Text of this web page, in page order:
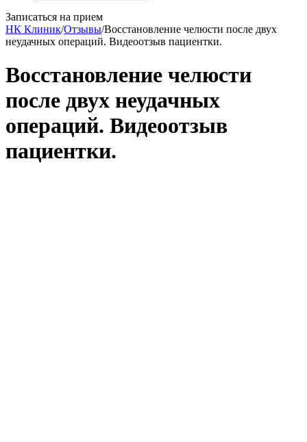
Записаться на прием
НК Клиник/Отзывы/Восстановление челюсти после двух
неудачных операций. Видеоотзыв пациентки.
Восстановление челюсти
после двух неудачных
операций. Видеоотзыв
пациентки.